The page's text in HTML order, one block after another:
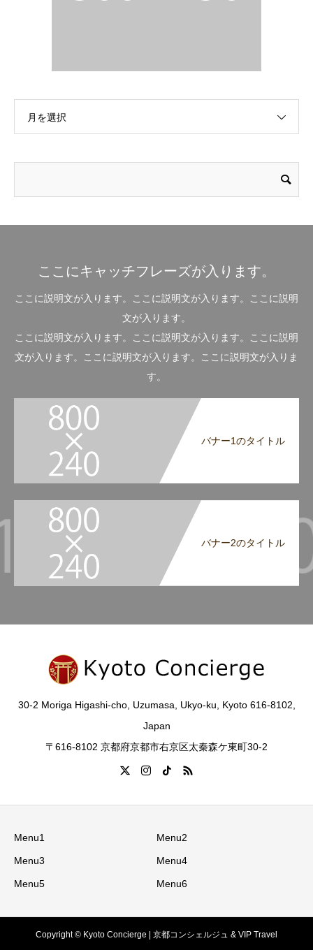
月を選択
ここにキャッチフレーズが入ります。
ここに説明文が入ります。ここに説明文が入ります。ここに説明
文が入ります。
ここに説明文が入ります。ここに説明文が入ります。ここに説明
文が入ります。ここに説明文が入ります。ここに説明文が入りま
す。
バナー1のタイトル
バナー2のタイトル
30-2 Moriga Higashi-cho, Uzumasa, Ukyo-ku, Kyoto 616-8102,
Japan
〒616-8102 京都府京都市右京区太秦森ケ東町30-2
Menu1 Menu2
Menu3 Menu4
Menu5 Menu6
Copyright © Kyoto Concierge | 京都コンシェルジュ & VIP Travel